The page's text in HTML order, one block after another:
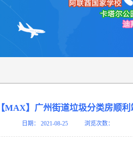
【MAX】广州街道垃圾分类房顺利
日期： 2021-08-25 浏览次数：